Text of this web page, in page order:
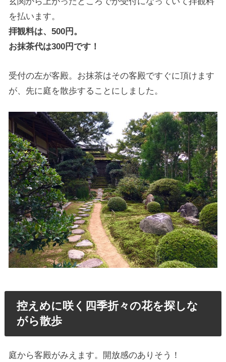
を払います。
拝観料は、500円。
お抹茶代は300円です！
受付の左が客殿。お抹茶はその客殿ですぐに頂けます
が、先に庭を散歩することにしました。
控えめに咲く四季折々の花を探しな
がら散歩
庭から客殿がみえます。開放感のありそう！